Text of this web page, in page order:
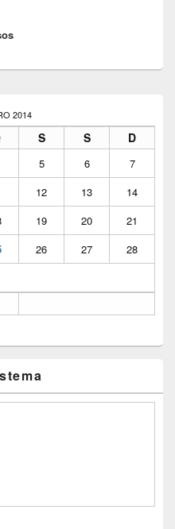
2014
S S D
5 6
7
12 13
14
19 20
21
26 27
28